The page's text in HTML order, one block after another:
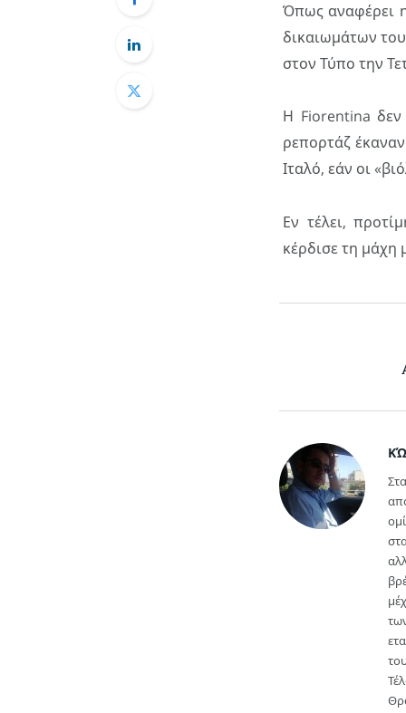
Όπως αναφέρει
δικαιωμάτων
στον Τύπο την
Η Fiorentina δεν
ρεπορτάζ
Ιταλό, εάν οι
Εν τέλει,
κέρδισε τη μάχη